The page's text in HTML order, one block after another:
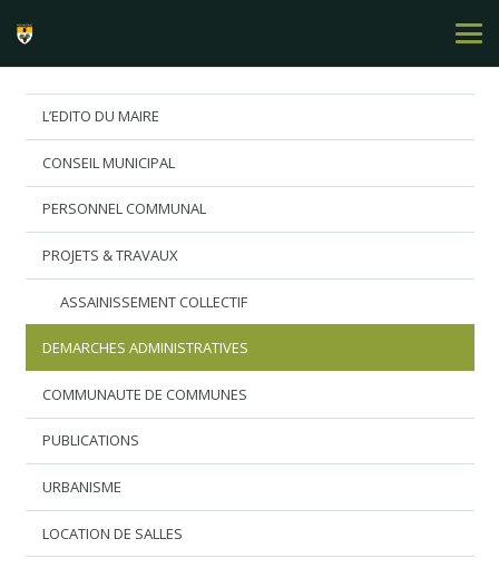
L’EDITO DU MAIRE
CONSEIL MUNICIPAL
PERSONNEL COMMUNAL
PROJETS & TRAVAUX
ASSAINISSEMENT COLLECTIF
DEMARCHES ADMINISTRATIVES
COMMUNAUTE DE COMMUNES
PUBLICATIONS
URBANISME
LOCATION DE SALLES